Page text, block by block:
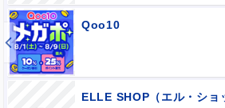
Qoo10
ELLE SHOP（エル・ショ